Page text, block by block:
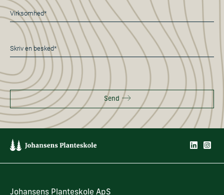
Virksomhed*
*
Besked
*
Send
Johansens Planteskole ApS